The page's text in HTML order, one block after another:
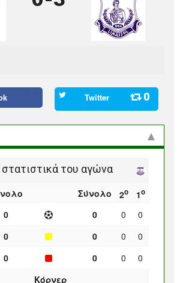
Twitter 0
του αγώνα
Σύνολο 2ο 1ο
0 0 0
0
0 0 0
0
0 0 0
0
Κόρνερ